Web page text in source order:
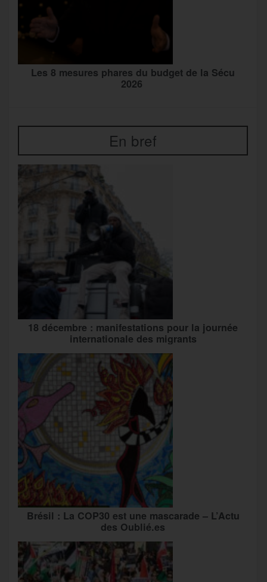
Les 8 mesures phares du budget de la Sécu
2026
En bref
18 décembre : manifestations pour la journée
internationale des migrants
Brésil : La COP30 est une mascarade – L’Actu
des Oublié.es